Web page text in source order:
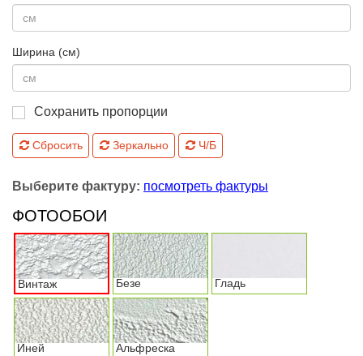
Ширина (см)
Сохранить пропорции
Сбросить Зеркально Ч/Б
Выберите фактуру: посмотреть фактуры
ФОТООБОИ
Винтаж Безе Гладь
Иней Альфреска